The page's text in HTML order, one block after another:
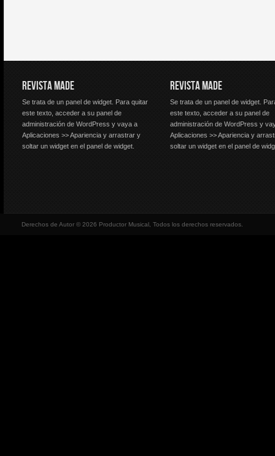
REVISTA MADE
Se trata de un panel de widget. Para quitar
este texto, acceder a su panel de
administración de WordPress y vaya a
Aplicaciones >> Apariencia y arrastrar y
soltar un widget en el panel de widget.
REVISTA MADE
Se trata de un panel de widget.
este texto, acceder a su panel de
administración de WordPress y
Aplicaciones >> Apariencia y
soltar un widget en el panel de
Derechos de Autor © 2026 Productor Musical, Todos los derechos reservados.